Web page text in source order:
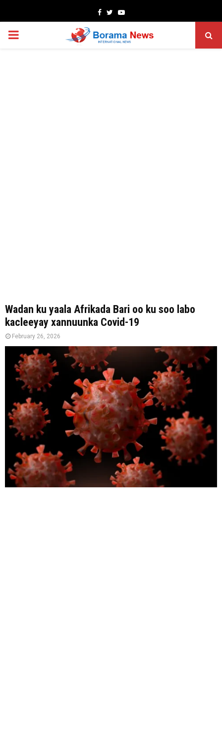
Facebook
TwitterYoutube
PRIMARY
Wadan ku yaala Afrikada Bari oo ku soo labo
kacleeyay xannuunka Covid-19
February 26, 2026